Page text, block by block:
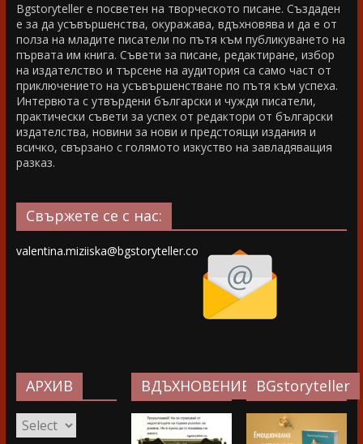
Bgstoryteller е посветен на творческото писане. Създаден
е за да усъвършенства, окуражава, вдъхновява и да е от
полза на младите писатели по пътя към публикуването на
първата им книга. Съвети за писане, редактиране, избор
на издателство и търсене на аудитория са само част от
приключението на усъвършенстване по пътя към успеха.
Интервюта с утвърдени български и чужди писатели,
практически съвети за успех от редактори от български
издателства, новини за нови и предстоящи издания и
всичко, свързано с голямото изкуство на завладяващия
разказ.
Свържете се с нас:
valentina.miziiska@bgstoryteller.co
АРХИВ
АРХИВ
ВДЪХНОВЕНИЕ…BGstoryteller